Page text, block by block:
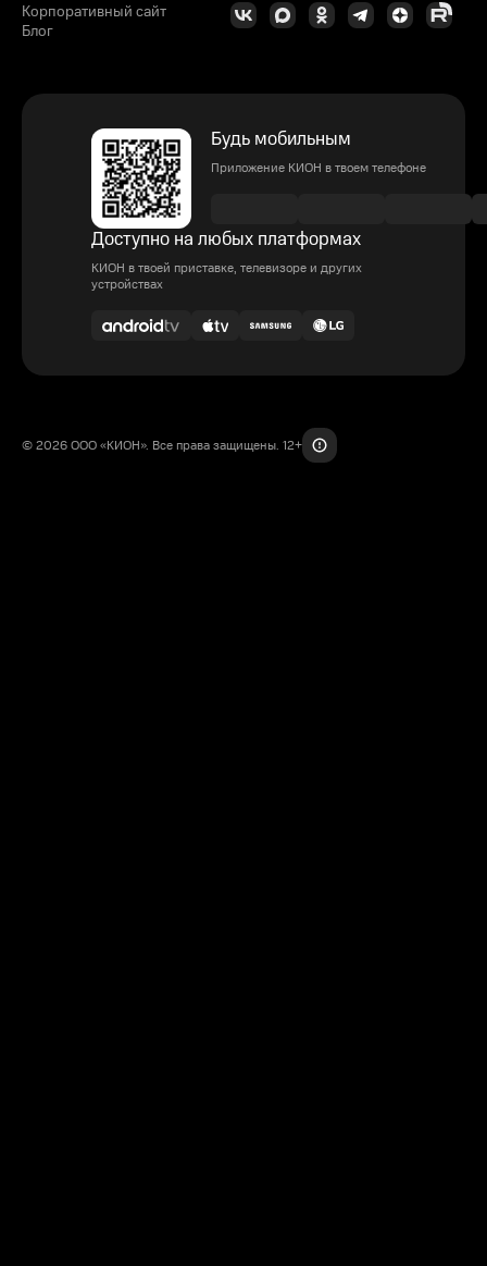
Корпоративный сайт
Блог
Будь мобильным
Приложение КИОН в твоем телефоне
Доступно на любых платформах
КИОН в твоей приставке, телевизоре и других
устройствах
© 2026 ООО «КИОН». Все права защищены. 12+